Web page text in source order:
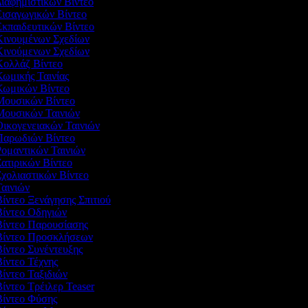
Βίντεο
Βίντεο
Σχεδίων
Σχεδίων
Βίντεο
Ταινίας
Βίντεο
Βίντεο
Ταινιών
Ταινιών
Βίντεο
Ταινιών
Βίντεο
Βίντεο
Ξενάγησης Σπιτιού
Οδηγιών
Παρουσίασης
Προσκλήσεων
Συνέντευξης
Τέχνης
Ταξιδιών
Τρέιλερ Teaser
Φύσης